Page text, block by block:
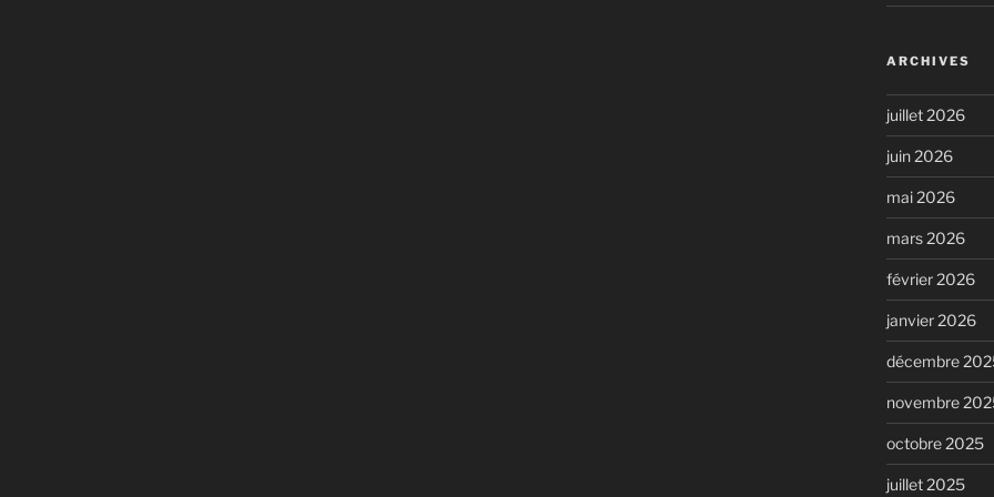
ARCHIVES
juillet 2026
juin 2026
mai 2026
mars 2026
février 2026
janvier 2026
décembre
novembre
octobre 2025
juillet 2025